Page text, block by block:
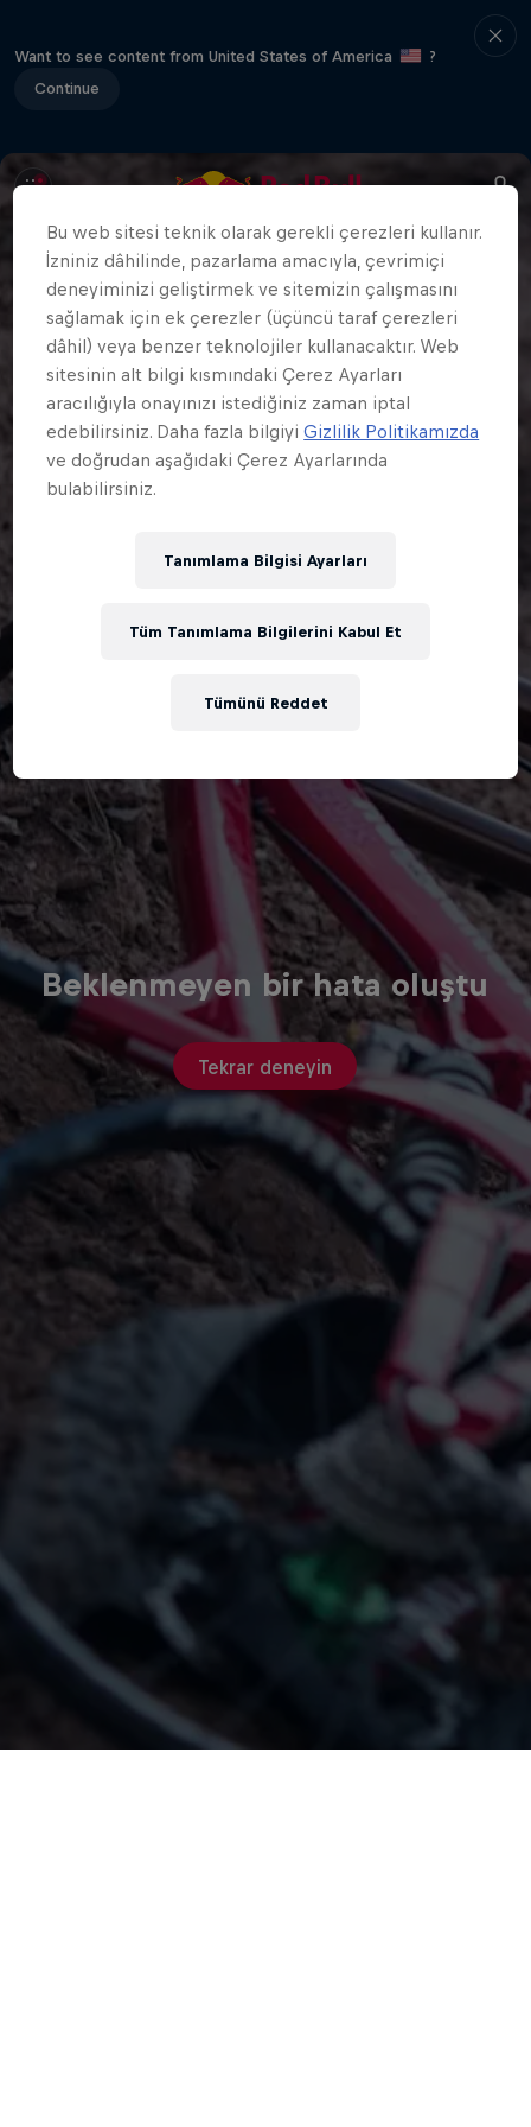
Want to see content from United States of America
?
Continue
Beklenmeyen bir hata oluştu
Tekrar deneyin
Bu web sitesi teknik olarak gerekli çerezleri kullanır.
İzniniz dâhilinde, pazarlama amacıyla, çevrimiçi
deneyiminizi geliştirmek ve sitemizin çalışmasını
sağlamak için ek çerezler (üçüncü taraf çerezleri
dâhil) veya benzer teknolojiler kullanacaktır. Web
sitesinin alt bilgi kısmındaki Çerez Ayarları
aracılığıyla onayınızı istediğiniz zaman iptal
edebilirsiniz. Daha fazla bilgiyiGizlilik Politikamızda
ve doğrudan aşağıdaki Çerez Ayarlarında
bulabilirsiniz.
Tanımlama Bilgisi Ayarları
Tümünü Reddet
Tüm Tanımlama Bilgilerini Kabul Et